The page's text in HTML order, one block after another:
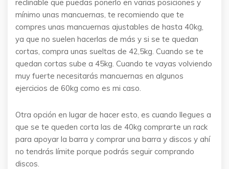
reclinable que puedas ponerlo en varias posiciones y
mínimo unas mancuernas, te recomiendo que te
compres unas mancuernas ajustables de hasta 40kg,
ya que no suelen hacerlas de más y si se te quedan
cortas, compra unas sueltas de 42,5kg. Cuando se te
quedan cortas sube a 45kg. Cuando te vayas volviendo
muy fuerte necesitarás mancuernas en algunos
ejercicios de 60kg como es mi caso.
Otra opción en lugar de hacer esto, es cuando llegues a
que se te queden corta las de 40kg comprarte un rack
para apoyar la barra y comprar una barra y discos y ahí
no tendrás límite porque podrás seguir comprando
discos.